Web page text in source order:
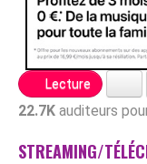
Lecture
22.7K auditeurs
STREAMING/